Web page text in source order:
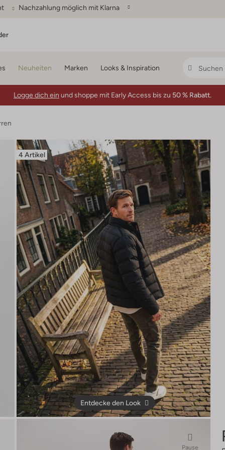
Nachzahlung möglich mit Klarna
Neuheiten Marken Looks & Inspiration
Logge dich ein und shoppe mit Early Access bis zu 50 % Rabatt.
4 Artikel
Entdecke den Look
Pause